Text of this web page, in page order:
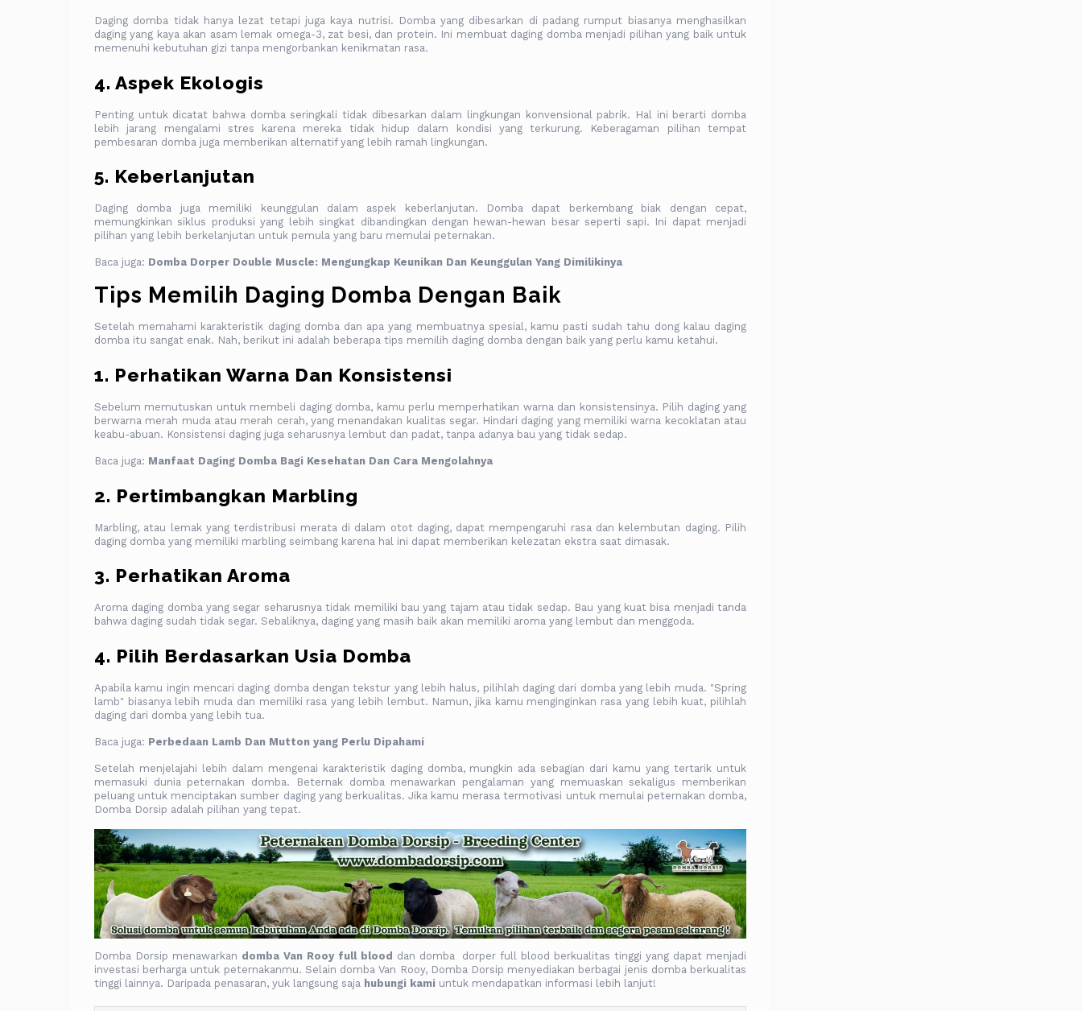
Daging domba tidak hanya lezat tetapi juga kaya nutrisi. Domba yang dibesarkan di padang rumput biasanya menghasilkan
daging yang kaya akan asam lemak omega-3, zat besi, dan protein. Ini membuat daging domba menjadi pilihan yang baik untuk
memenuhi kebutuhan gizi tanpa mengorbankan kenikmatan rasa.
4. Aspek Ekologis
Penting untuk dicatat bahwa domba seringkali tidak dibesarkan dalam lingkungan konvensional pabrik. Hal ini berarti domba
lebih jarang mengalami stres karena mereka tidak hidup dalam kondisi yang terkurung. Keberagaman pilihan tempat
pembesaran domba juga memberikan alternatif yang lebih ramah lingkungan.
5. Keberlanjutan
Daging domba juga memiliki keunggulan dalam aspek keberlanjutan. Domba dapat berkembang biak dengan cepat,
memungkinkan siklus produksi yang lebih singkat dibandingkan dengan hewan-hewan besar seperti sapi. Ini dapat menjadi
pilihan yang lebih berkelanjutan untuk pemula yang baru memulai peternakan.
Baca juga: Domba Dorper Double Muscle: Mengungkap Keunikan Dan Keunggulan Yang Dimilikinya
Tips Memilih Daging Domba Dengan Baik
Setelah memahami karakteristik daging domba dan apa yang membuatnya spesial, kamu pasti sudah tahu dong kalau daging
domba itu sangat enak. Nah, berikut ini adalah beberapa tips memilih daging domba dengan baik yang perlu kamu ketahui.
1. Perhatikan Warna Dan Konsistensi
Sebelum memutuskan untuk membeli daging domba, kamu perlu memperhatikan warna dan konsistensinya. Pilih daging yang
berwarna merah muda atau merah cerah, yang menandakan kualitas segar. Hindari daging yang memiliki warna kecoklatan atau
keabu-abuan. Konsistensi daging juga seharusnya lembut dan padat, tanpa adanya bau yang tidak sedap.
Baca juga: Manfaat Daging Domba Bagi Kesehatan Dan Cara Mengolahnya
2. Pertimbangkan Marbling
Marbling, atau lemak yang terdistribusi merata di dalam otot daging, dapat mempengaruhi rasa dan kelembutan daging. Pilih
daging domba yang memiliki marbling seimbang karena hal ini dapat memberikan kelezatan ekstra saat dimasak.
3. Perhatikan Aroma
Aroma daging domba yang segar seharusnya tidak memiliki bau yang tajam atau tidak sedap. Bau yang kuat bisa menjadi tanda
bahwa daging sudah tidak segar. Sebaliknya, daging yang masih baik akan memiliki aroma yang lembut dan menggoda.
4. Pilih Berdasarkan Usia Domba
Apabila kamu ingin mencari daging domba dengan tekstur yang lebih halus, pilihlah daging dari domba yang lebih muda. "Spring
lamb" biasanya lebih muda dan memiliki rasa yang lebih lembut. Namun, jika kamu menginginkan rasa yang lebih kuat, pilihlah
daging dari domba yang lebih tua.
Baca juga: Perbedaan Lamb Dan Mutton yang Perlu Dipahami
Setelah menjelajahi lebih dalam mengenai karakteristik daging domba, mungkin ada sebagian dari kamu yang tertarik untuk
memasuki dunia peternakan domba. Beternak domba menawarkan pengalaman yang memuaskan sekaligus memberikan
peluang untuk menciptakan sumber daging yang berkualitas. Jika kamu merasa termotivasi untuk memulai peternakan domba,
Domba Dorsip adalah pilihan yang tepat.
Domba Dorsip menawarkan domba Van Rooy full blood dan domba dorper full blood berkualitas tinggi yang dapat menjadi
investasi berharga untuk peternakanmu. Selain domba Van Rooy, Domba Dorsip menyediakan berbagai jenis domba berkualitas
tinggi lainnya. Daripada penasaran, yuk langsung saja hubungi kami untuk mendapatkan informasi lebih lanjut!